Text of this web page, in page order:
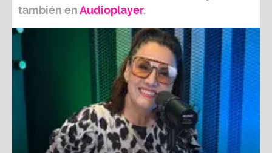
también enAudioplayer.